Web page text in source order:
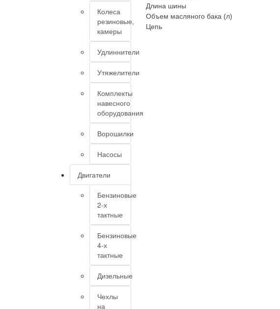
Колеса
резиновые,
камеры
Удлиннители
Утяжелители
Комплекты
навесного
оборудования
Ворошилки
Насосы
Двигатели
Бензиновые
2-х
тактные
Бензиновые
4-х
тактные
Дизельные
Чехлы
на
Длина шины
Объем масляного бака (л)
Цепь